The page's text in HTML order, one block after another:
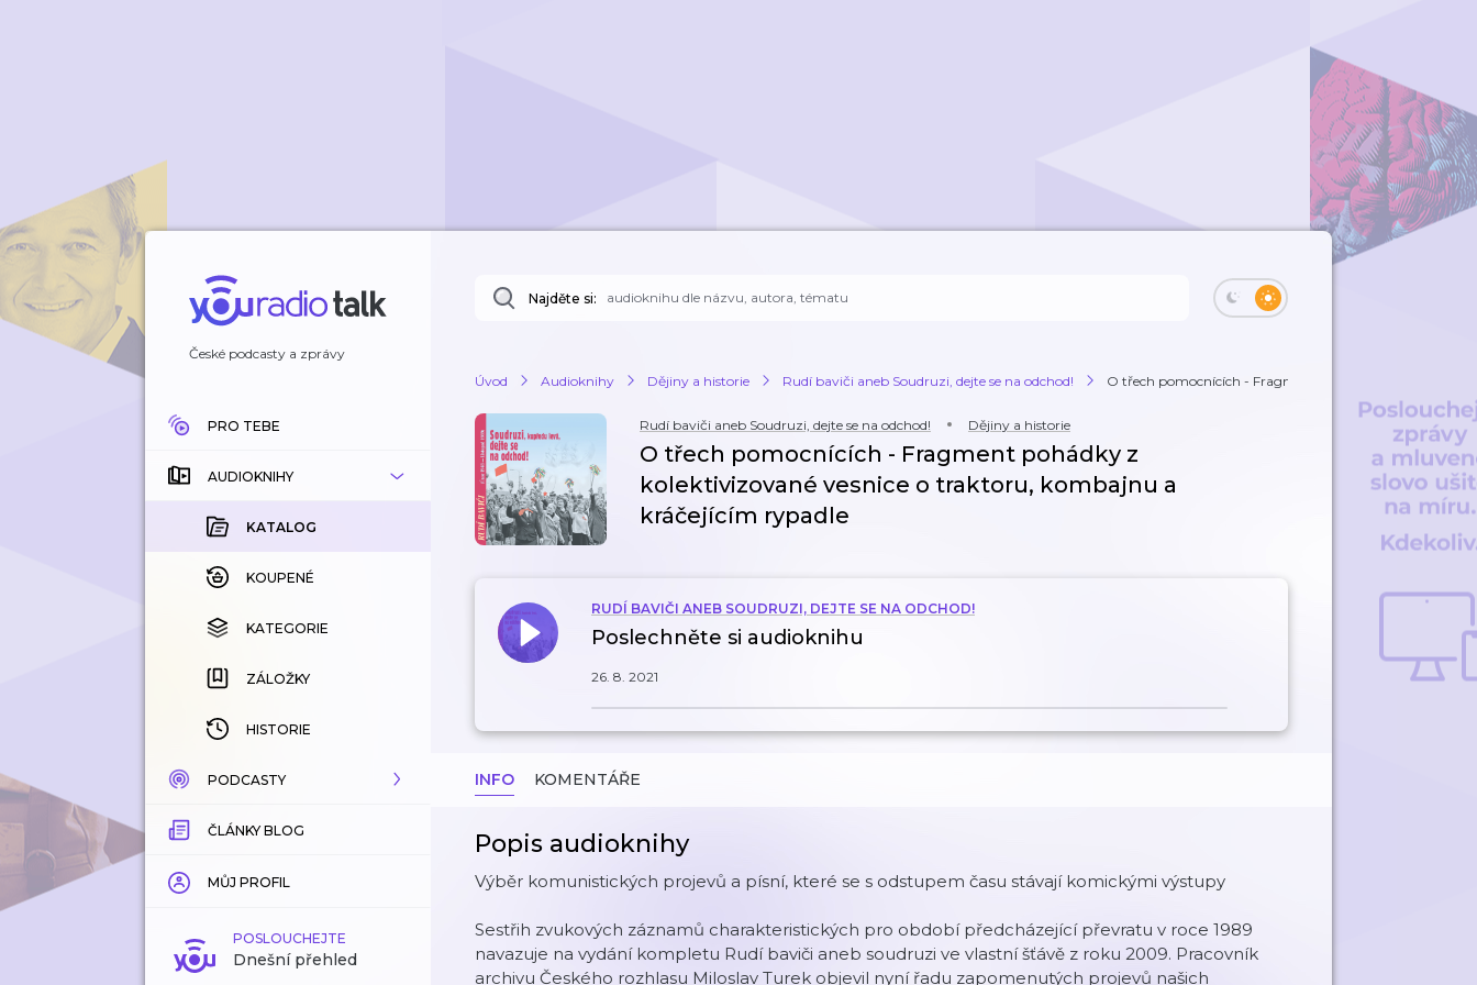
České podcasty a zprávy
PRO TEBE
AUDIOKNIHY
KATALOG
KOUPENÉ
KATEGORIE
ZÁLOŽKY
HISTORIE
PODCASTY
KATALOG
KATEGORIE
ZÁLOŽKY
ČLÁNKY BLOG
MŮJ PROFIL
POSLOUCHEJTE
Dnešní přehled
Najděte si:
Úvod Audioknihy Dějiny a historie Rudí baviči aneb Soudruzi, dejte se na odchod! O třech pomocnících - Fragment pohádky z k...
Rudí baviči aneb Soudruzi, dejte se na odchod! Dějiny a historie
O třech pomocnících - Fragment pohádky z
kolektivizované vesnice o traktoru, kombajnu a
kráčejícím rypadle
RUDÍ BAVIČI ANEB SOUDRUZI, DEJTE SE NA ODCHOD!
Poslechněte si audioknihu
26. 8. 2021
INFO KOMENTÁŘE
Popis audioknihy
Výběr komunistických projevů a písní, které se s odstupem času stávají komickými výstupy
Sestřih zvukových záznamů charakteristických pro období předcházející převratu v roce 1989
navazuje na vydání kompletu Rudí baviči aneb soudruzi ve vlastní šťávě z roku 2009. Pracovník
archivu Českého rozhlasu Miloslav Turek objevil nyní řadu zapomenutých projevů našich